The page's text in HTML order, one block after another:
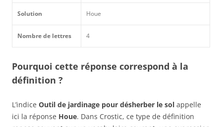
Solution Houe
Nombre de lettres 4
Pourquoi cette réponse correspond à la
définition ?
L’indice Outil de jardinage pour désherber le sol appelle
ici la réponse Houe. Dans Crostic, ce type de définition